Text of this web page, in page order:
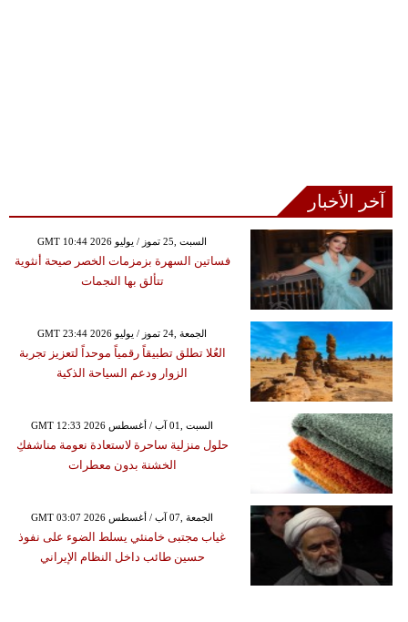
آخر الأخبار
GMT 10:44 2026 السبت ,25 تموز / يوليو
فساتين السهرة بزمزمات الخصر صيحة أنثوية
تتألق بها النجمات
GMT 23:44 2026 الجمعة ,24 تموز / يوليو
العُلا تطلق تطبيقاً رقمياً موحداً لتعزيز تجربة
الزوار ودعم السياحة الذكية
GMT 12:33 2026 السبت ,01 آب / أغسطس
حلول منزلية ساحرة لاستعادة نعومة مناشفكِ
الخشنة بدون معطرات
GMT 03:07 2026 الجمعة ,07 آب / أغسطس
غياب مجتبى خامنئي يسلط الضوء على نفوذ
حسين طائب داخل النظام الإيراني